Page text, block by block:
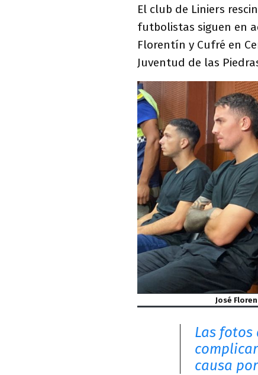
El club de Liniers
futbolistas siguen en
Florentín y Cufré en
Juventud de las
José
Las fotos
causa